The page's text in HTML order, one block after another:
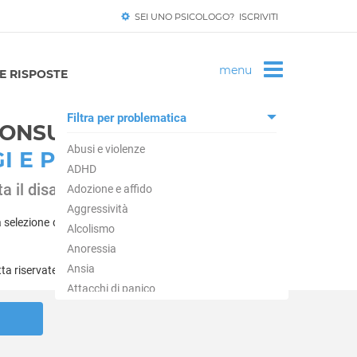
SEI UNO PSICOLOGO? ISCRIVITI
RISPOSTE
E PSICOTERAPEUTI
disagio di "Fobia sociale"
di professionisti della salute mentale e trova il
riservatezza.
Filtra per problematica
Abusi e violenze
ADHD
Adozione e affido
Aggressività
Alcolismo
Anoressia
Ansia
Attacchi di panico